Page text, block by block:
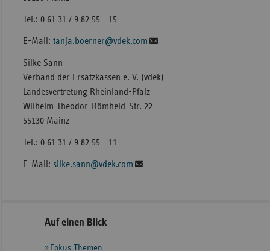
Tel.: 0 61 31 / 9 82 55 - 15
E-Mail: tanja.boerner@vdek.com
Silke Sann
Verband der Ersatzkassen e. V. (vdek)
Landesvertretung Rheinland-Pfalz
Wilhelm-Theodor-Römheld-Str. 22
55130 Mainz
Tel.: 0 61 31 / 9 82 55 - 11
E-Mail: silke.sann@vdek.com
Seitennavigation
SeitenleisteAuf einen Blick
Fokus-Themen